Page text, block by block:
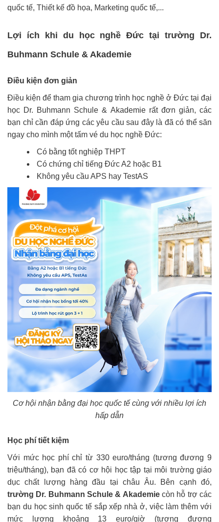
quốc tế, Thiết kế đồ họa, Marketing quốc tế,...
Lợi ích khi du học nghề Đức tại trường Dr.
Buhmann Schule & Akademie
Điều kiện đơn giản
Điều kiện để tham gia chương trình học nghề ở Đức tại đại
học Dr. Buhmann Schule & Akademie rất đơn giản, các
bạn chỉ cần đáp ứng các yêu cầu sau đây là đã có thể săn
ngay cho mình một tấm vé du học nghề Đức:
Có bằng tốt nghiệp THPT
Có chứng chỉ tiếng Đức A2 hoặc B1
Không yêu cầu APS hay TestAS
Cơ hội nhận bằng đại học quốc tế cùng với nhiều lợi ích
hấp dẫn
Học phí tiết kiệm
Với mức học phí chỉ từ 330 euro/tháng (tương đương 9
triệu/tháng), bạn đã có cơ hội học tập tại môi trường giáo
dục chất lượng hàng đầu tại châu Âu. Bên cạnh đó,
trường Dr. Buhmann Schule & Akademiecòn hỗ trợ các
bạn du học sinh quốc tế sắp xếp nhà ở, việc làm thêm với
mức lương khoảng 13 euro/giờ (tương đương